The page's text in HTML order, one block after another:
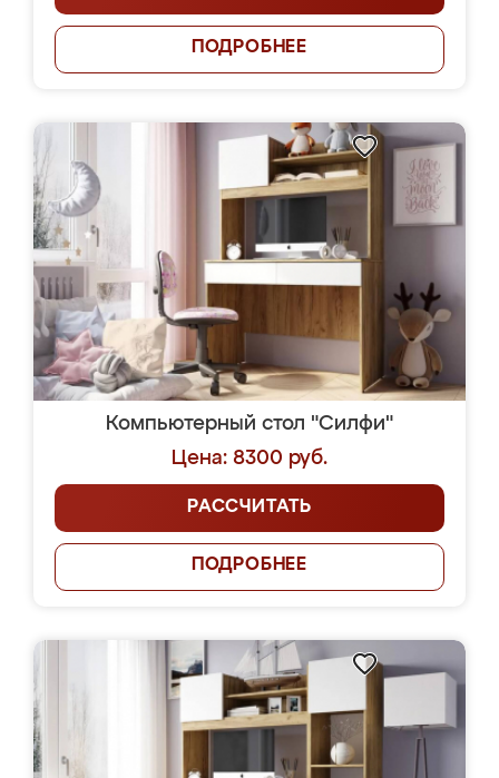
ПОДРОБНЕЕ
Компьютерный стол "Силфи"
Цена: 8300 руб.
РАССЧИТАТЬ
ПОДРОБНЕЕ